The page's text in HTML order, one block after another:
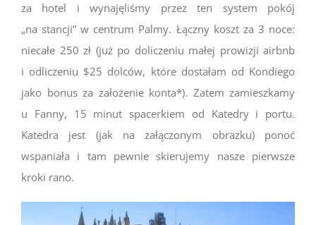
za hotel i wynajęliśmy przez ten system pokój
„na stancji” w centrum Palmy. Łączny koszt za 3 noce:
niecałe 250 zł (już po doliczeniu małej prowizji airbnb
i odliczeniu $25 dolców, które dostałam od Kondiego
jako bonus za założenie konta*). Zatem zamieszkamy
u Fanny, 15 minut spacerkiem od Katedry i portu.
Katedra jest (jak na załączonym obrazku) ponoć
wspaniała i tam pewnie skierujemy nasze pierwsze
kroki rano.